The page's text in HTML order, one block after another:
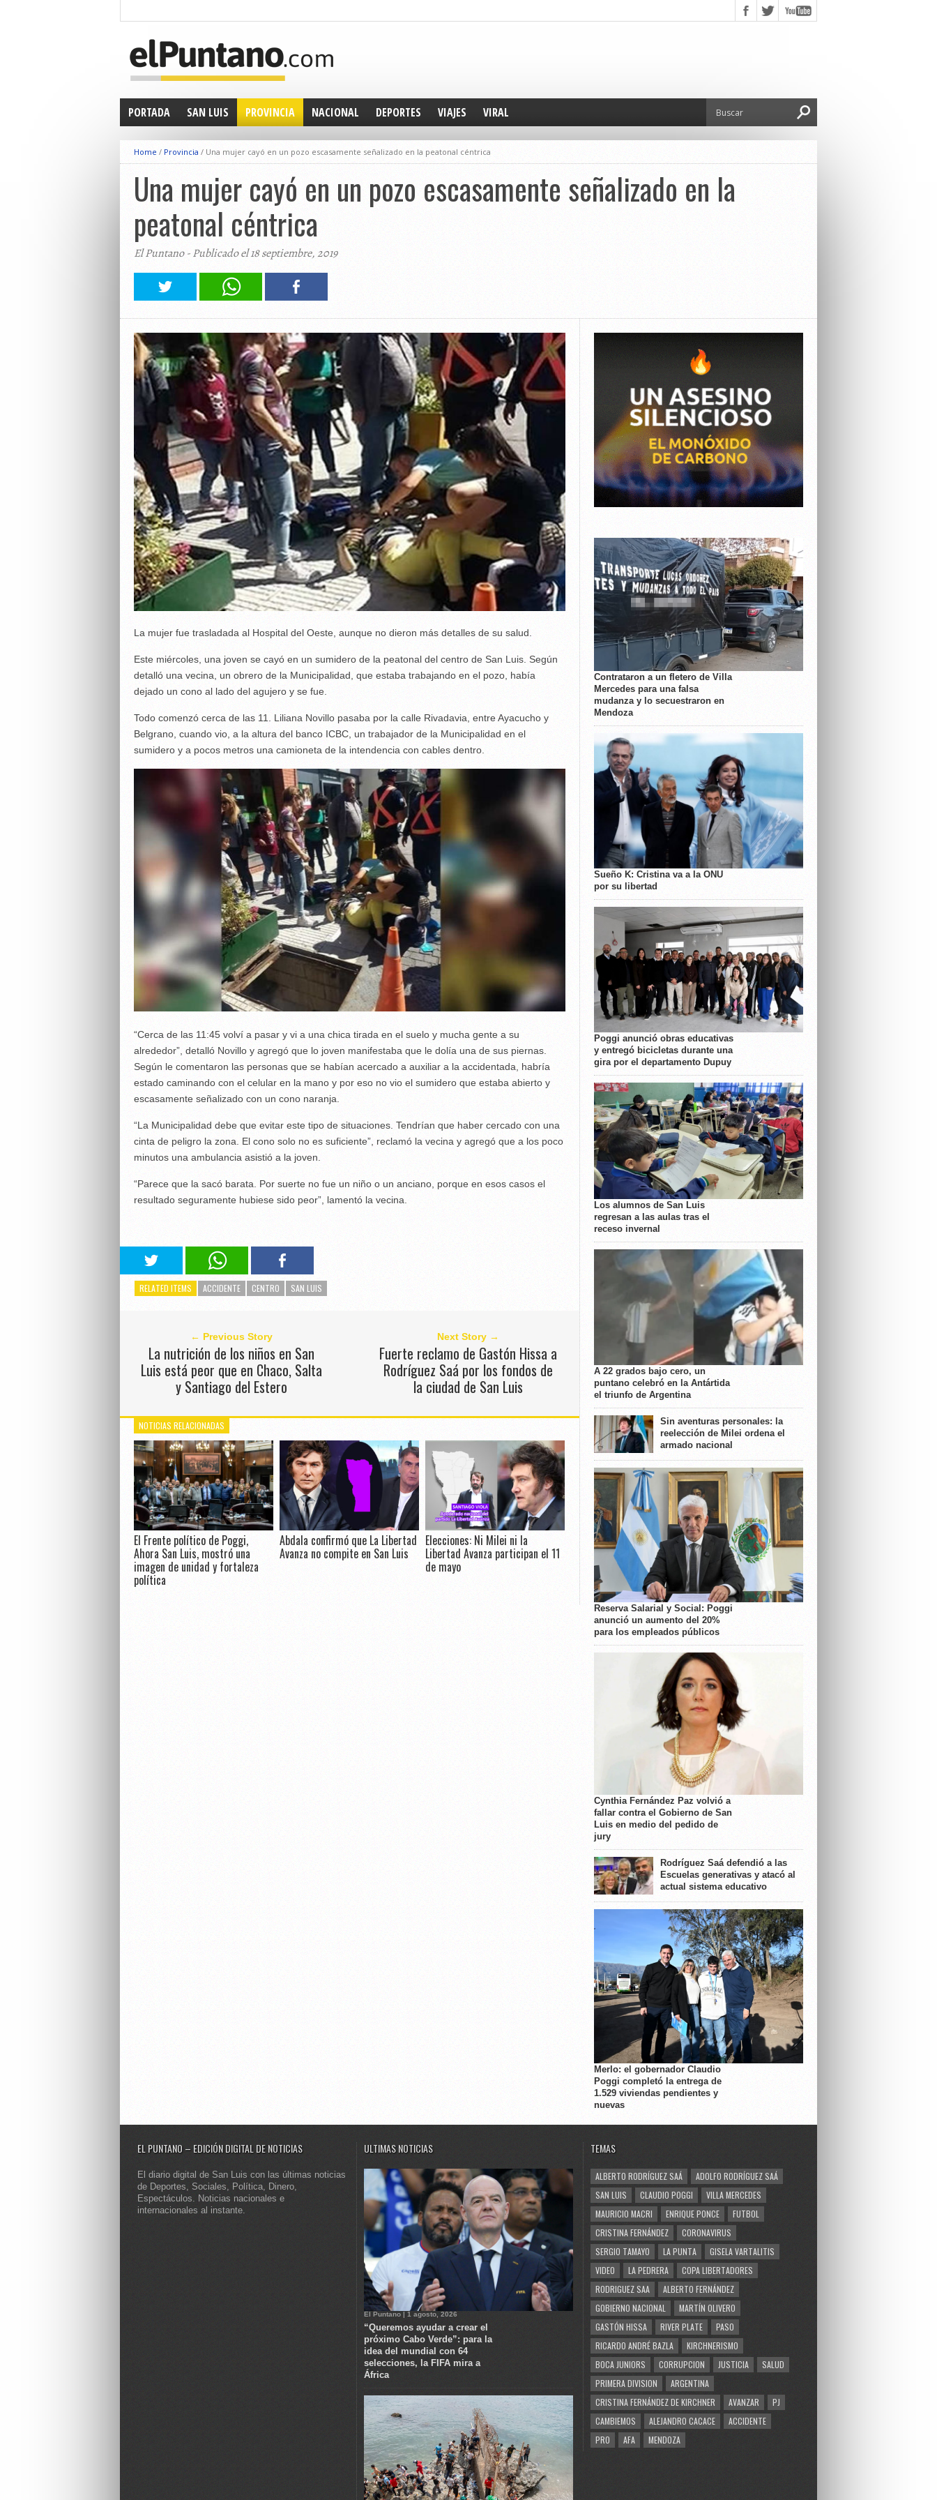
PORTADA SAN LUIS PROVINCIA NACIONAL DEPORTES VIAJES VIRAL
Home / Provincia / Una mujer cayó en un pozo escasamente señalizado en la peatonal céntrica
Una mujer cayó en un pozo escasamente señalizado en la
peatonal céntrica
El Puntano - Publicado el 18 septiembre, 2019
La mujer fue trasladada al Hospital del Oeste, aunque no dieron más detalles de su salud.
Este miércoles, una joven se cayó en un sumidero de la peatonal del centro de San Luis. Según
detalló una vecina, un obrero de la Municipalidad, que estaba trabajando en el pozo, había
dejado un cono al lado del agujero y se fue.
Todo comenzó cerca de las 11. Liliana Novillo pasaba por la calle Rivadavia, entre Ayacucho y
Belgrano, cuando vio, a la altura del banco ICBC, un trabajador de la Municipalidad en el
sumidero y a pocos metros una camioneta de la intendencia con cables dentro.
“Cerca de las 11:45 volví a pasar y vi a una chica tirada en el suelo y mucha gente a su
alrededor”, detalló Novillo y agregó que lo joven manifestaba que le dolía una de sus piernas.
Según le comentaron las personas que se habían acercado a auxiliar a la accidentada, habría
estado caminando con el celular en la mano y por eso no vio el sumidero que estaba abierto y
escasamente señalizado con un cono naranja.
“La Municipalidad debe que evitar este tipo de situaciones. Tendrían que haber cercado con una
cinta de peligro la zona. El cono solo no es suficiente”, reclamó la vecina y agregó que a los poco
minutos una ambulancia asistió a la joven.
“Parece que la sacó barata. Por suerte no fue un niño o un anciano, porque en esos casos el
resultado seguramente hubiese sido peor”, lamentó la vecina.
RELATED ITEMS ACCIDENTE CENTRO SAN LUIS
← Previous Story
La nutrición de los niños en San
Luis está peor que en Chaco, Salta
y Santiago del Estero
Next Story →
Fuerte reclamo de Gastón Hissa a
Rodríguez Saá por los fondos de
la ciudad de San Luis
NOTICIAS RELACIONADAS
El Frente político de Poggi,
Ahora San Luis, mostró una
imagen de unidad y fortaleza
política
Abdala confirmó que La Libertad
Avanza no compite en San Luis
Elecciones: Ni Milei ni la
Libertad Avanza participan el 11
de mayo
Contrataron a un fletero de Villa
Mercedes para una falsa
mudanza y lo secuestraron en
Mendoza
Sueño K: Cristina va a la ONU
por su libertad
Poggi anunció obras educativas
y entregó bicicletas durante una
gira por el departamento Dupuy
Los alumnos de San Luis
regresan a las aulas tras el
receso invernal
A 22 grados bajo cero, un
puntano celebró en la Antártida
el triunfo de Argentina
Sin aventuras personales: la
reelección de Milei ordena el
armado nacional
Reserva Salarial y Social: Poggi
anunció un aumento del 20%
para los empleados públicos
Cynthia Fernández Paz volvió a
fallar contra el Gobierno de San
Luis en medio del pedido de
jury
Rodríguez Saá defendió a las
Escuelas generativas y atacó al
actual sistema educativo
Merlo: el gobernador Claudio
Poggi completó la entrega de
1.529 viviendas pendientes y
nuevas
EL PUNTANO – EDICIÓN DIGITAL DE NOTICIAS
El diario digital de San Luis con las últimas noticias
de Deportes, Sociales, Política, Dinero,
Espectáculos. Noticias nacionales e
internacionales al instante.
ULTIMAS NOTICIAS
El Puntano | 1 agosto, 2026
“Queremos ayudar a crear el
próximo Cabo Verde”: para la
idea del mundial con 64
selecciones, la FIFA mira a
África
TEMAS
ALBERTO RODRÍGUEZ SAÁ
ADOLFO RODRÍGUEZ SAÁ
SAN LUIS
CLAUDIO POGGI
VILLA MERCEDES
MAURICIO MACRI
ENRIQUE PONCE
FUTBOL
CRISTINA FERNÁNDEZ
CORONAVIRUS
SERGIO TAMAYO
LA PUNTA
GISELA VARTALITIS
VIDEO
LA PEDRERA
COPA LIBERTADORES
RODRIGUEZ SAA
ALBERTO FERNÁNDEZ
GOBIERNO NACIONAL
MARTÍN OLIVERO
GASTÓN HISSA
RIVER PLATE
PASO
RICARDO ANDRÉ BAZLA
KIRCHNERISMO
BOCA JUNIORS
CORRUPCION JUSTICIA
SALUD
PRIMERA DIVISION
ARGENTINA
CRISTINA FERNÁNDEZ DE KIRCHNER
AVANZAR
PJ
CAMBIEMOS
ALEJANDRO CACACE
ACCIDENTE
PRO
AFA MENDOZA